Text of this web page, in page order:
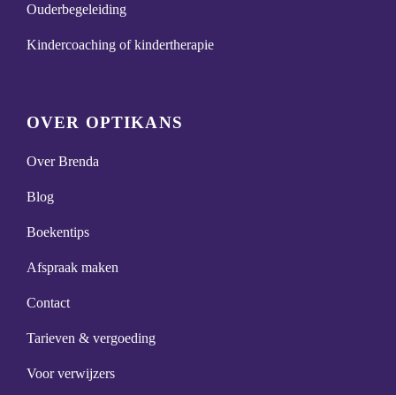
Ouderbegeleiding
Kindercoaching of kindertherapie
OVER OPTIKANS
Over Brenda
Blog
Boekentips
Afspraak maken
Contact
Tarieven & vergoeding
Voor verwijzers